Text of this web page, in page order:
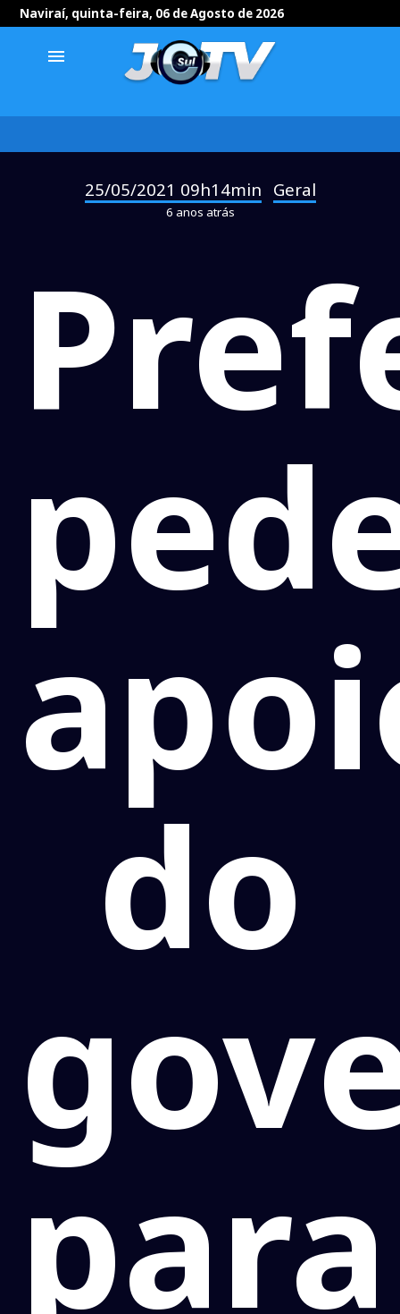
Naviraí, quinta-feira, 06 de Agosto de 2026
menu
25/05/2021 09h14min Geral
6 anos atrás
do
para